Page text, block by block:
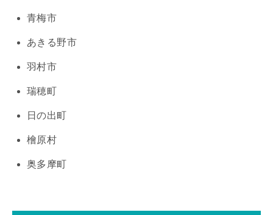
青梅市
あきる野市
羽村市
瑞穂町
日の出町
檜原村
奥多摩町